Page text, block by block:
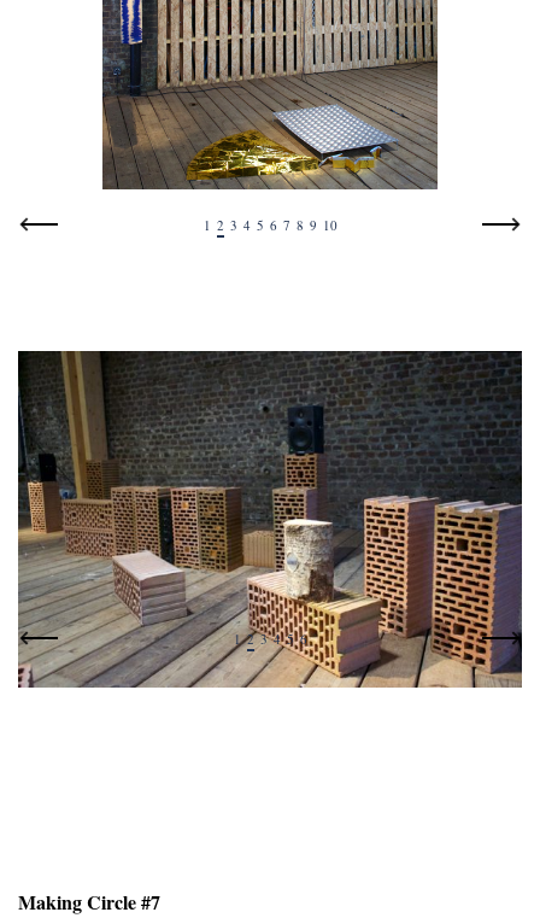
1 2 3 4 5 6 7 8 9 10
1 2 3 4 5 6
Making Circle #7